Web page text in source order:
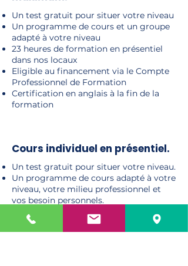
Un test gratuit pour situer votre niveau
Un programme de cours et un groupe
adapté à votre niveau
23 heures de formation en présentiel
dans nos locaux
Eligible au financement via le Compte
Professionnel de Formation
Certification en anglais à la fin de la
formation
Cours individuel en présentiel.
Un test gratuit pour situer votre niveau.
Un programme de cours adapté à votre
niveau, votre milieu professionnel et
vos besoin personnels.
23 heures de formation en présentiel
dans nos locaux.
Eligible au financement via le Compte